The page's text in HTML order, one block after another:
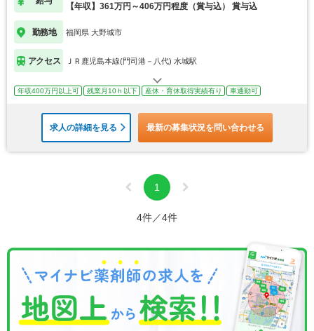
【年収】361万円～406万円程度（賞与込） 賞与込
勤務地 福岡県 大野城市
アクセス ＪＲ鹿児島本線(門司港－八代) 水城駅
年収400万円以上可 残業月10ｈ以下 産休・育休取得実績有り 車通勤可
求人の詳細を見る 最新の募集状況を問い合わせる
1
4件／4件